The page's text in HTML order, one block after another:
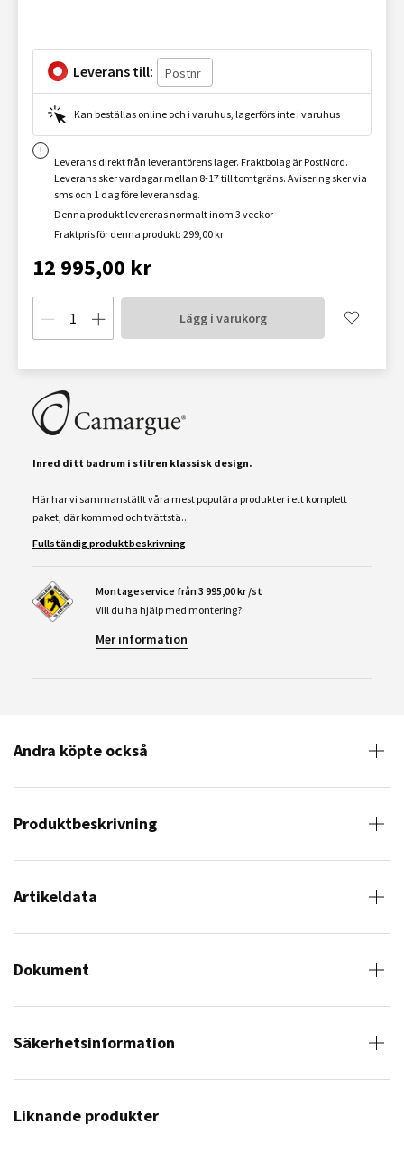
Leverans till:
Kan beställas online och i varuhus, lagerförs inte i varuhus
Leverans direkt från leverantörens lager. Fraktbolag är PostNord.
Leverans sker vardagar mellan 8-17 till tomtgräns. Avisering sker via
sms och 1 dag före leveransdag.
Denna produkt levereras normalt inom 3 veckor
Fraktpris för denna produkt: 299,00 kr
12 995,00 kr
Lägg i varukorg
Inred ditt badrum i stilren klassisk design.
Här har vi sammanställt våra mest populära produkter i ett komplett
paket, där kommod och tvättstä...
Fullständig produktbeskrivning
Montageservice från 3 995,00 kr /st
Vill du ha hjälp med montering?
Mer information
Andra köpte också
Produktbeskrivning
Artikeldata
Dokument
Säkerhetsinformation
Liknande produkter